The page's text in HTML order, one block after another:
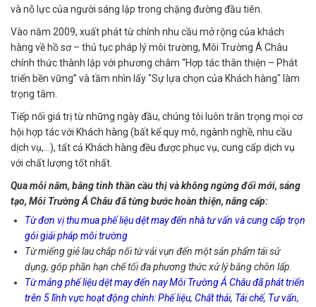
và nỗ lực của người sáng lập trong chặng đường đầu tiên.
Vào năm 2009, xuất phát từ chính nhu cầu mở rộng của khách
hàng về hồ sơ – thủ tục pháp lý môi trường, Môi Trường Á Châu
chính thức thành lập với phương châm “Hợp tác thân thiện – Phát
triển bền vững” và tầm nhìn lấy "Sự lựa chọn của Khách hàng" làm
trọng tâm.
Tiếp nối giá trị từ những ngày đầu, chúng tôi luôn trân trọng mọi cơ
hội hợp tác với Khách hàng (bất kể quy mô, ngành nghề, nhu cầu
dịch vụ,…), tất cả Khách hàng đều được phục vụ, cung cấp dịch vụ
với chất lượng tốt nhất.
Qua mỗi năm, bằng tinh thần cầu thị và không ngừng đổi mới, sáng
tạo, Môi Trường Á Châu đã từng bước hoàn thiện, nâng cấp:
Từ đơn vị thu mua phế liệu dệt may đến nhà tư vấn và cung cấp trọn
gói giải pháp môi trường
Từ miếng giẻ lau chắp nối từ vải vụn đến một sản phẩm tái sử
dụng, góp phần hạn chế tối đa phương thức xử lý bằng chôn lấp.
Từ mảng phế liệu dệt may đến nay Môi Trường Á Châu đã phát triển
trên 5 lĩnh vực hoạt động chính: Phế liệu, Chất thải, Tái chế, Tư vấn,